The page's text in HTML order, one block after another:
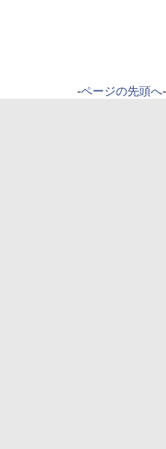
-ページの先頭へ-